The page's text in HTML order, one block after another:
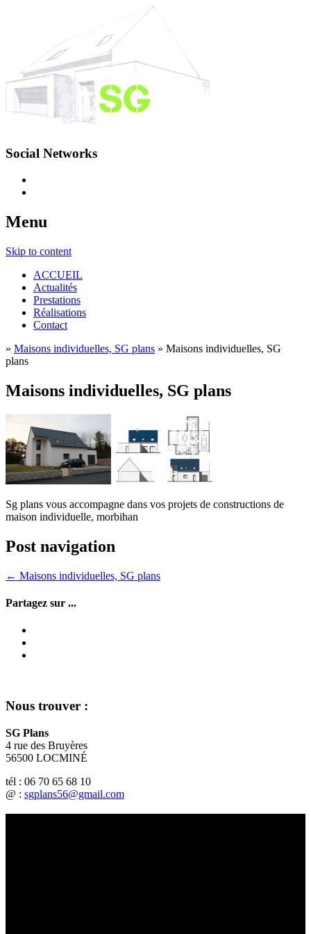
Social Networks
Menu
Skip to content
ACCUEIL
Actualités
Prestations
Réalisations
Contact
» Maisons individuelles, SG plans » Maisons individuelles, SG
plans
Maisons individuelles, SG plans
Sg plans vous accompagne dans vos projets de constructions de
maison individuelle, morbihan
Post navigation
← Maisons individuelles, SG plans
Partagez sur ...
Nous trouver :
SG Plans
4 rue des Bruyères
56500 LOCMINÉ
tél : 06 70 65 68 10
@ : sgplans56@gmail.com